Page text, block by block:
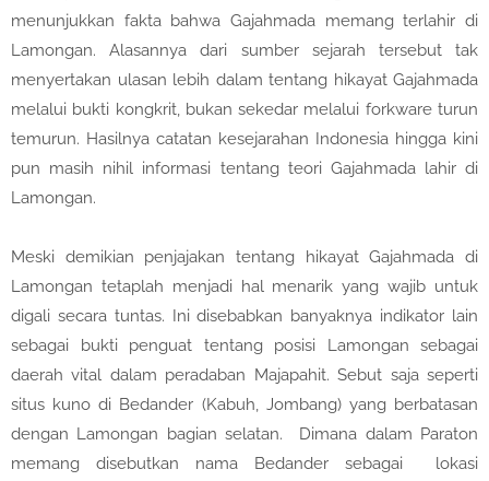
menunjukkan fakta bahwa Gajahmada memang terlahir di
Lamongan. Alasannya dari sumber sejarah tersebut tak
menyertakan ulasan lebih dalam tentang hikayat Gajahmada
melalui bukti kongkrit, bukan sekedar melalui forkware turun
temurun. Hasilnya catatan kesejarahan Indonesia hingga kini
pun masih nihil informasi tentang teori Gajahmada lahir di
Lamongan.
Meski demikian penjajakan tentang hikayat Gajahmada di
Lamongan tetaplah menjadi hal menarik yang wajib untuk
digali secara tuntas. Ini disebabkan banyaknya indikator lain
sebagai bukti penguat tentang posisi Lamongan sebagai
daerah vital dalam peradaban Majapahit. Sebut saja seperti
situs kuno di Bedander (Kabuh, Jombang) yang berbatasan
dengan Lamongan bagian selatan.
Dimana dalam Paraton
memang disebutkan nama Bedander sebagai
lokasi